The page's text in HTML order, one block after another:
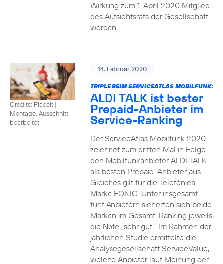
Wirkung zum 1. April 2020 Mitglied
des Aufsichtsrats der Gesellschaft
werden.
Credits: Placeit |
Montage, Ausschnitt
bearbeitet
14. Februar 2020
TRIPLE BEIM SERVICEATLAS MOBILFUNK:
ALDI TALK ist bester
Prepaid-Anbieter im
Service-Ranking
Der ServiceAtlas Mobilfunk 2020
zeichnet zum dritten Mal in Folge
den Mobilfunkanbieter ALDI TALK
als besten Prepaid-Anbieter aus.
Gleiches gilt für die Telefónica-
Marke FONIC. Unter insgesamt
fünf Anbietern sicherten sich beide
Marken im Gesamt-Ranking jeweils
die Note „sehr gut“. Im Rahmen der
jährlichen Studie ermittelte die
Analysegesellschaft ServiceValue,
welche Anbieter laut Meinung der